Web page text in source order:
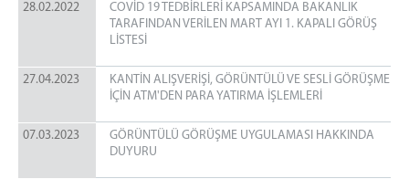
28.02.2022
COVİD 19 TEDBİRLERİ KAPSAMINDA BAKANLIK
TARAFINDAN VERİLEN MART AYI 1. KAPALI GÖRÜŞ
LİSTESİ
27.04.2023
KANTİN ALIŞVERİŞİ, GÖRÜNTÜLÜ VE SESLİ GÖRÜŞME
İÇİN ATM'DEN PARA YATIRMA İŞLEMLERİ
07.03.2023
GÖRÜNTÜLÜ GÖRÜŞME UYGULAMASI HAKKINDA
DUYURU